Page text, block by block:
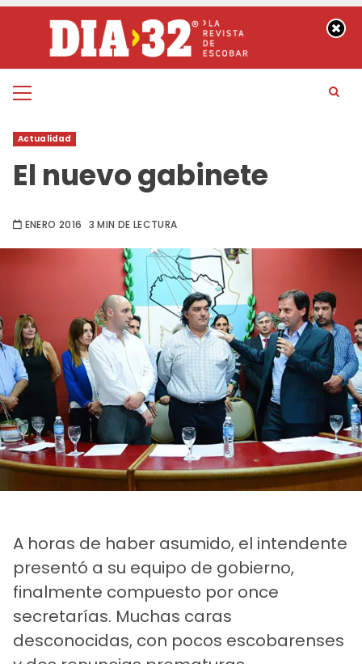
contenido
Menú
Actualidad
El nuevo gabinete
ENERO 2016 3 MIN DE LECTURA
A horas de haber asumido, el intendente
presentó a su equipo de gobierno,
finalmente compuesto por once
secretarías. Muchas caras
desconocidas, con pocos escobarenses